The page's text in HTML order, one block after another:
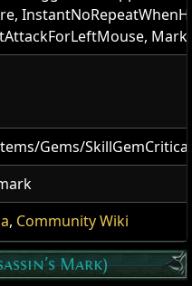
Mark
Gems/
, Community Wiki
Mark)